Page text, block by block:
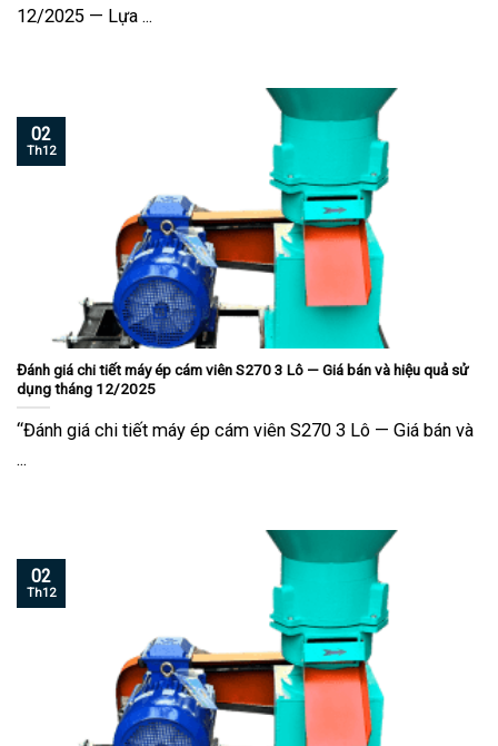
12/2025 — Lựa ...
Đánh giá chi tiết máy ép cám viên S270 3 Lô — Giá bán và hiệu quả sử
dụng tháng 12/2025
“Đánh giá chi tiết máy ép cám viên S270 3 Lô — Giá bán và
...
02
Th12
02
Th12